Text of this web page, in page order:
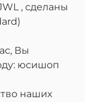
, сделаны
Вы
юсишоп
наших